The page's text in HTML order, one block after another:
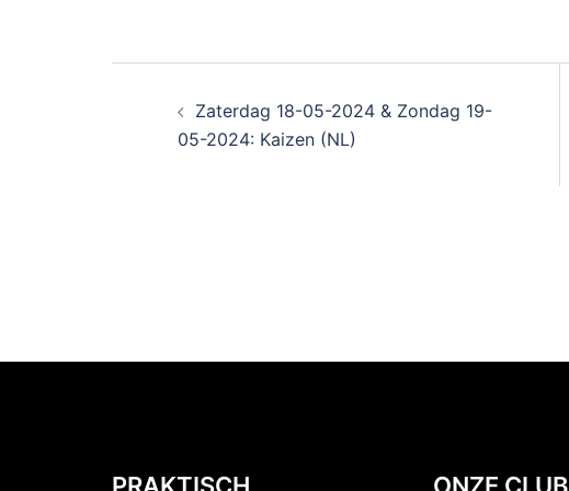
Zaterdag 18-05-2024 & Zondag 19-
05-2024: Kaizen (NL)